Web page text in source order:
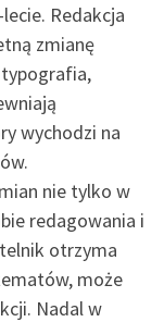
Redakcja
zmianę
wychodzi na
nie tylko w
redagowania i
otrzyma
może
Nadal w